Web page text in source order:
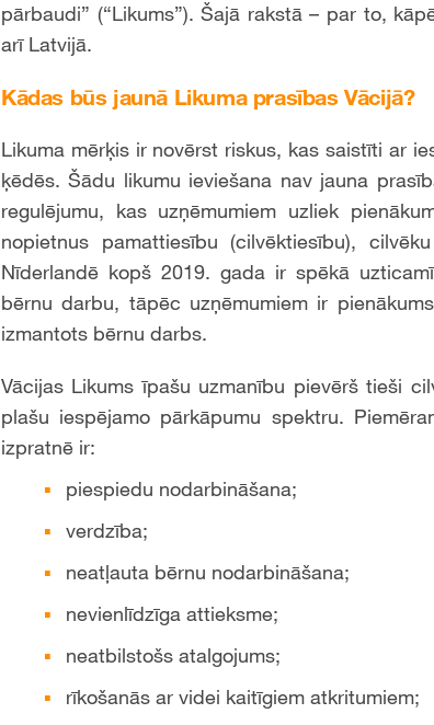
pārbaudi” (“Likums”). Šajā rakstā – par to,
arī Latvijā.
Kādas būs jaunā Likuma prasības Vācijā?
Likuma mērķis ir novērst riskus, kas saistīti ar
ķēdēs. Šādu likumu ieviešana nav jauna
regulējumu, kas uzņēmumiem uzliek
nopietnus pamattiesību (cilvēktiesību),
Nīderlandē kopš 2019. gada ir spēkā
bērnu darbu, tāpēc uzņēmumiem ir
izmantots bērnu darbs.
Vācijas Likums īpašu uzmanību pievērš tieši
plašu iespējamo pārkāpumu spektru.
izpratnē ir:
piespiedu nodarbināšana;
verdzība;
neatļauta bērnu nodarbināšana;
nevienlīdzīga attieksme;
neatbilstošs atalgojums;
rīkošanās ar videi kaitīgiem atkritumiem;